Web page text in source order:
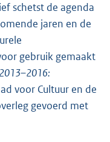
schetst de agenda
jaren en de
gebruik gemaakt
voor Cultuur en de
gevoerd met